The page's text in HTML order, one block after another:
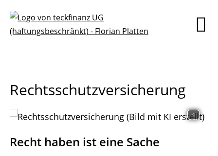
Rechtsschutzversicherung
KI
Recht haben ist eine Sache